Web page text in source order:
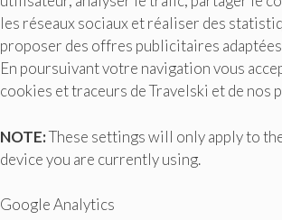
les réseaux sociaux et réaliser des
proposer des offres publicitaires
En poursuivant votre navigation vous
cookies et traceurs de Travelski et de nos
NOTE:These settings will only apply to
device you are currently using.
Google Analytics